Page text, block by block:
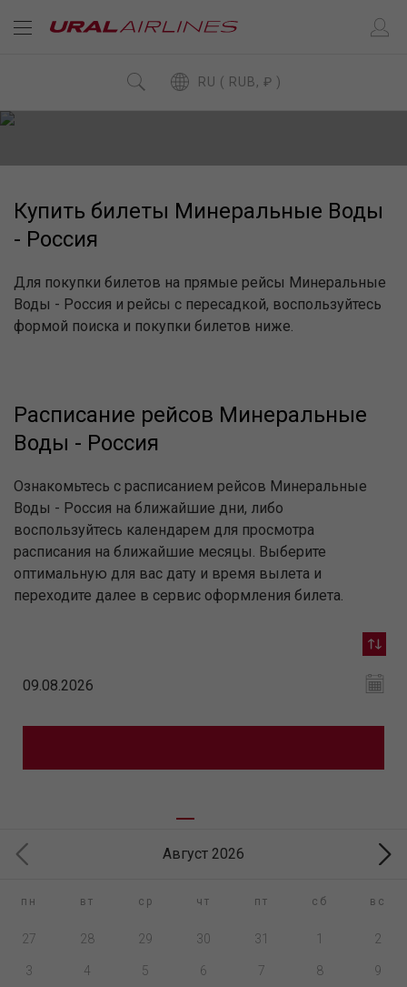
RU ( RUB, ₽ )
Купить билеты Минеральные Воды
- Россия
Для покупки билетов на прямые рейсы Минеральные
Воды - Россия и рейсы с пересадкой, воспользуйтесь
формой поиска и покупки билетов ниже.
Расписание рейсов Минеральные
Воды - Россия
Ознакомьтесь с расписанием рейсов Минеральные
Воды - Россия на ближайшие дни, либо
воспользуйтесь календарем для просмотра
расписания на ближайшие месяцы. Выберите
оптимальную для вас дату и время вылета и
переходите далее в сервис оформления билета.
Август 2026
пн вт ср чт пт сб вс
27 28 29 30 31 1 2
3 4 5 6 7 8 9